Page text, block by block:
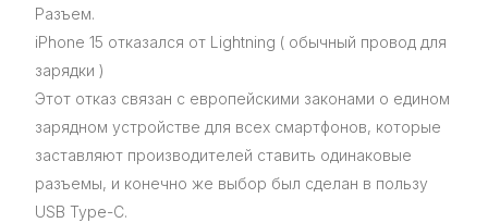
Разъем.
iPhone 15 отказался от Lightning ( обычный провод для
зарядки )
Этот отказ связан с европейскими законами о едином
зарядном устройстве для всех смартфонов, которые
заставляют производителей ставить одинаковые
разъемы, и конечно же выбор был сделан в пользу
USB Type-C.